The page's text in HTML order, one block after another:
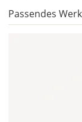
AT
Passendes